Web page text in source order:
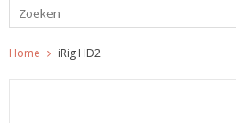
Home iRig HD2